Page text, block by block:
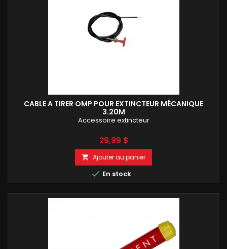
CABLE A TIRER OMP POUR EXTINCTEUR MÉCANIQUE
3.20M
Accessoire extincteur
Prix
29,99 $
 Ajouter au panier
 En stock